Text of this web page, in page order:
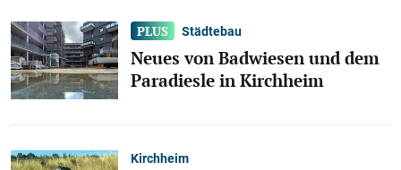
Städtebau
Neues von Badwiesen und dem
Paradiesle in Kirchheim
Kirchheim